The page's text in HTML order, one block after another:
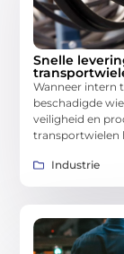
Snelle
Wanneer intern
beschadigde
veiligheid en
transportwielen
Industrie